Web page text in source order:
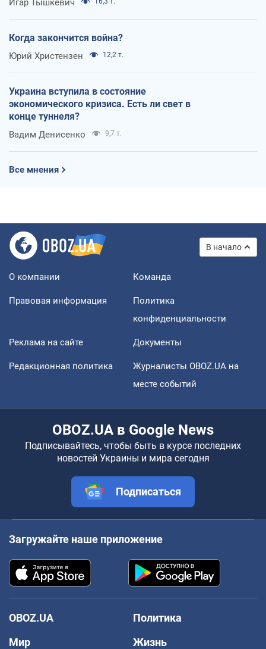
Когда закончится война?
Юрий Христензен 12,2 т.
Украина вступила в состояние
экономического кризиса. Есть ли свет в
конце туннеля?
Вадим Денисенко 9,7 т.
Все мнения
В начало
О компании Команда
Правовая информация
Политика
конфиденциальности
Реклама на сайте Документы
Редакционная политика
Журналисты OBOZ.UA на
месте событий
OBOZ.UA в Google News
Подписывайтесь, чтобы быть в курсе последних
новостей Украины и мира сегодня
Подписаться
Загружайте наше приложение
OBOZ.UA
Политика
Мир
Жизнь